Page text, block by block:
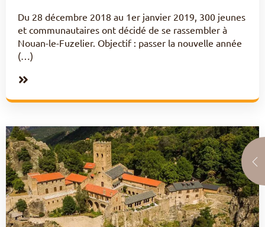
Du 28 décembre 2018 au 1er janvier 2019, 300 jeunes
et communautaires ont décidé de se rassembler à
Nouan-le-Fuzelier. Objectif : passer la nouvelle année
(…)